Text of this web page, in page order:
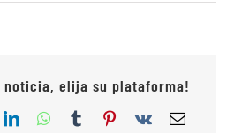
noticia, elija su plataforma!
LinkedInWhatsApp
TumblrPinterest
Vk
Correo